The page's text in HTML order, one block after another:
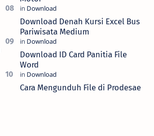
Download Denah Kursi Excel Bus
Pariwisata Medium
Download ID Card Panitia File
Word
Cara Mengunduh File di Prodesae